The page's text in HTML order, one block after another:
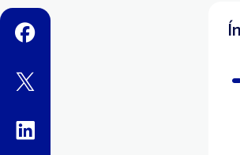
facebook
twitter
linkedin